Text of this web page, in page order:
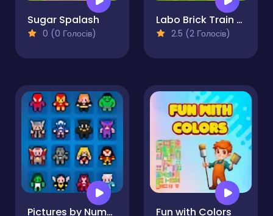
Sugar Spalash
0 (0 Голосів)
Labo Brick Train Game For Kids
2.5 (2 Голосів)
Pictures by Numbers - Superheroes Fun with Colors